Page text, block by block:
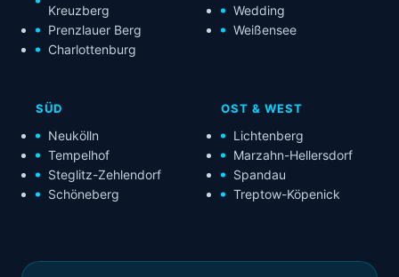
Kreuzberg
Prenzlauer Berg
Charlottenburg
Wedding
Weißensee
SÜD
Neukölln
Tempelhof
Steglitz-Zehlendorf
Schöneberg
OST & WEST
Lichtenberg
Marzahn-Hellersdorf
Spandau
Treptow-Köpenick